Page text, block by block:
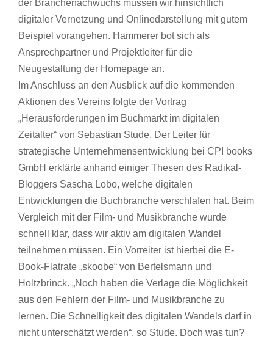
der Branchenachwuchs müssen wir hinsichtlich
digitaler Vernetzung und Onlinedarstellung mit gutem
Beispiel vorangehen. Hammerer bot sich als
Ansprechpartner und Projektleiter für die
Neugestaltung der Homepage an.
Im Anschluss an den Ausblick auf die kommenden
Aktionen des Vereins folgte der Vortrag
„Herausforderungen im Buchmarkt im digitalen
Zeitalter“ von Sebastian Stude. Der Leiter für
strategische Unternehmensentwicklung bei CPI books
GmbH erklärte anhand einiger Thesen des Radikal-
Bloggers Sascha Lobo, welche digitalen
Entwicklungen die Buchbranche verschlafen hat. Beim
Vergleich mit der Film- und Musikbranche wurde
schnell klar, dass wir aktiv am digitalen Wandel
teilnehmen müssen. Ein Vorreiter ist hierbei die E-
Book-Flatrate „skoobe“ von Bertelsmann und
Holtzbrinck. „Noch haben die Verlage die Möglichkeit
aus den Fehlern der Film- und Musikbranche zu
lernen. Die Schnelligkeit des digitalen Wandels darf in
nicht unterschätzt werden“, so Stude. Doch was tun?